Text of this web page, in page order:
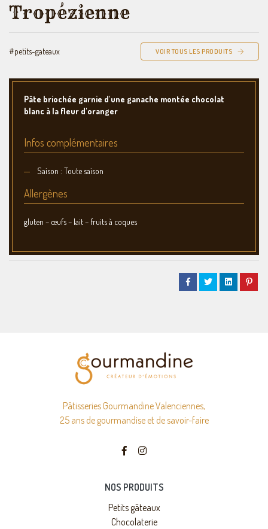
Tropézienne
#petits-gateaux VOIR TOUS LES PRODUITS
Pâte briochée garnie d'une ganache montée chocolat
blanc à la fleur d'oranger
Infos complémentaires
Saison : Toute saison
Allergènes
gluten – œufs – lait – fruits à coques
Pâtisseries Gourmandine Valenciennes,
25 ans de gourmandise et de savoir-faire
NOS PRODUITS
Petits gâteaux
Chocolaterie